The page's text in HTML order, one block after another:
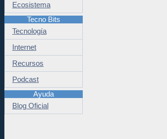
Ecosistema
Tecno Bits
Tecnología
Internet
Recursos
Podcast
Ayuda
Blog Oficial